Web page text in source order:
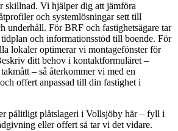
skillnad. Vi hjälper dig att jämföra
och systemlösningar sett till
underhåll. För BRF och fastighetsägare tar
och informationsstöd till boende. För
lokaler optimerar vi montagefönster för
ditt behov i kontaktformuläret –
– så återkommer vi med en
offert anpassad till din fastighet i
pålitligt plåtslageri i Vollsjöby här – fyll i
eller offert så tar vi det vidare.